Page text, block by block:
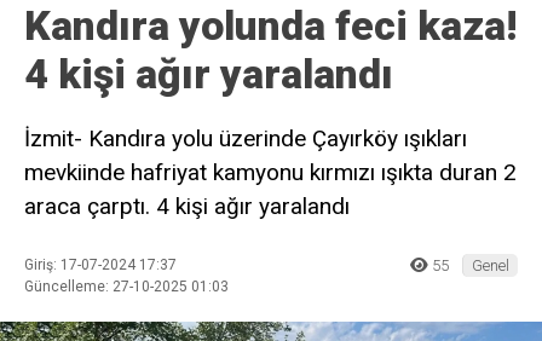
Kandıra yolunda feci kaza!
4 kişi ağır yaralandı
İzmit- Kandıra yolu üzerinde Çayırköy ışıkları
mevkiinde hafriyat kamyonu kırmızı ışıkta duran 2
araca çarptı. 4 kişi ağır yaralandı
Giriş: 17-07-2024 17:37
Güncelleme: 27-10-2025 01:03
55 Genel